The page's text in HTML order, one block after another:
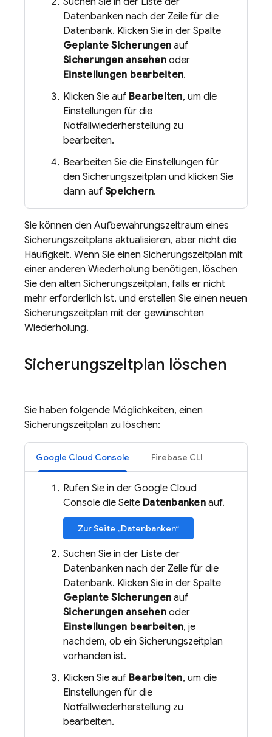
Datenbanken nach der Zeile für die
Datenbank. Klicken Sie in der Spalte
Geplante Sicherungen auf
Sicherungen ansehenoder
Einstellungen bearbeiten.
Klicken Sie auf Bearbeiten, um die
Einstellungen für die
Notfallwiederherstellung zu
bearbeiten.
Bearbeiten Sie die Einstellungen für
den Sicherungszeitplan und klicken Sie
dann auf Speichern.
Sie können den Aufbewahrungszeitraum eines
Sicherungszeitplans aktualisieren, aber nicht die
Häufigkeit. Wenn Sie einen Sicherungszeitplan mit
einer anderen Wiederholung benötigen, löschen
Sie den alten Sicherungszeitplan, falls er nicht
mehr erforderlich ist, und erstellen Sie einen neuen
Sicherungszeitplan mit der gewünschten
Wiederholung.
Sicherungszeitplan löschen
Sie haben folgende Möglichkeiten, einen
Sicherungszeitplan zu löschen:
Google Cloud Console Firebase CLI
Rufen Sie in der Google Cloud
Console die Seite Datenbankenauf.
Zur Seite „Datenbanken“
Suchen Sie in der Liste der
Datenbanken nach der Zeile für die
Datenbank. Klicken Sie in der Spalte
Geplante Sicherungen auf
Sicherungen ansehenoder
Einstellungen bearbeiten, je
nachdem, ob ein Sicherungszeitplan
vorhanden ist.
Klicken Sie auf Bearbeiten, um die
Einstellungen für die
Notfallwiederherstellung zu
bearbeiten.